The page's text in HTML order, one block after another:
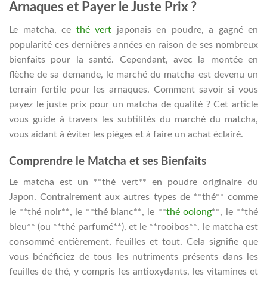
Arnaques et Payer le Juste Prix ?
Le matcha, ce thé vert japonais en poudre, a gagné en
popularité ces dernières années en raison de ses nombreux
bienfaits pour la santé. Cependant, avec la montée en
flèche de sa demande, le marché du matcha est devenu un
terrain fertile pour les arnaques. Comment savoir si vous
payez le juste prix pour un matcha de qualité ? Cet article
vous guide à travers les subtilités du marché du matcha,
vous aidant à éviter les pièges et à faire un achat éclairé.
Comprendre le Matcha et ses Bienfaits
Le matcha est un **thé vert** en poudre originaire du
Japon. Contrairement aux autres types de **thé** comme
le **thé noir**, le **thé blanc**, le **thé oolong**, le **thé
bleu** (ou **thé parfumé**), et le **rooibos**, le matcha est
consommé entièrement, feuilles et tout. Cela signifie que
vous bénéficiez de tous les nutriments présents dans les
feuilles de thé, y compris les antioxydants, les vitamines et